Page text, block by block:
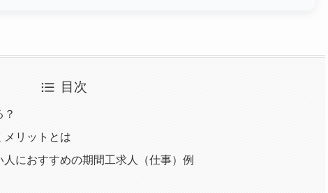
目次
メリットとは
におすすめの期間工求人（仕事）例